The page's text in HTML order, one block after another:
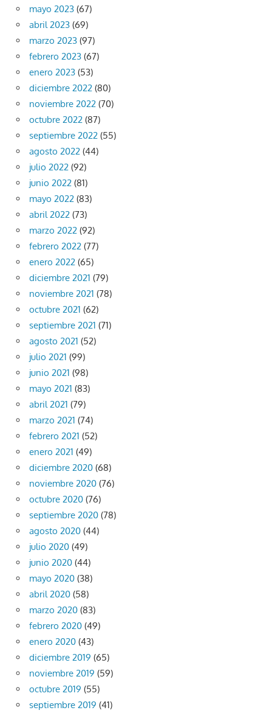
mayo 2023 (67)
abril 2023 (69)
marzo 2023 (97)
febrero 2023 (67)
enero 2023 (53)
diciembre 2022 (80)
noviembre 2022 (70)
octubre 2022 (87)
septiembre 2022 (55)
agosto 2022 (44)
julio 2022 (92)
junio 2022 (81)
mayo 2022 (83)
abril 2022 (73)
marzo 2022 (92)
febrero 2022 (77)
enero 2022 (65)
diciembre 2021 (79)
noviembre 2021 (78)
octubre 2021 (62)
septiembre 2021 (71)
agosto 2021 (52)
julio 2021 (99)
junio 2021 (98)
mayo 2021 (83)
abril 2021 (79)
marzo 2021 (74)
febrero 2021 (52)
enero 2021 (49)
diciembre 2020 (68)
noviembre 2020 (76)
octubre 2020 (76)
septiembre 2020 (78)
agosto 2020 (44)
julio 2020 (49)
junio 2020 (44)
mayo 2020 (38)
abril 2020 (58)
marzo 2020 (83)
febrero 2020 (49)
enero 2020 (43)
diciembre 2019 (65)
noviembre 2019 (59)
octubre 2019 (55)
septiembre 2019 (41)